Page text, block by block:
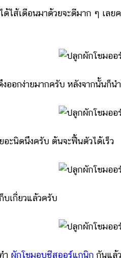
ดือนมาด้วยจะดีมาก ๆ เลยค
กง่ายมากครับ หลังจากนั้นก็น
ดนึงครับ ต้นจะฟื้นตัวได้เร็ว
กี่ยวแล้วครับ
ำ ผักโขมอบชีสออร์แกนิก กันแล้